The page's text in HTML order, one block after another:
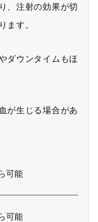
、注射の効果が切
ます。
ダウンタイムもほ
が生じる場合があ
可能
可能